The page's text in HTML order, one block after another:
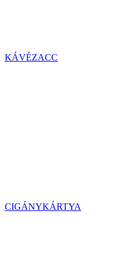
KÁVÉZACC
CIGÁNYKÁRTYA